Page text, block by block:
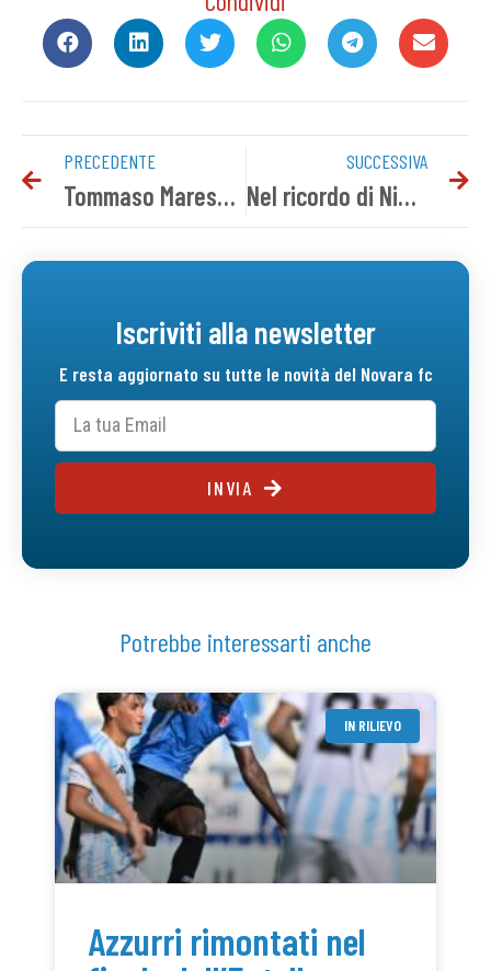
PRECEDENTE
Tommaso Maressa al Bra
SUCCESSIVA
Nel ricordo di Nini Udovicich
Iscriviti alla newsletter
E resta aggiornato su tutte le novità del Novara fc
INVIA
Potrebbe interessarti anche
IN RILIEVO
Azzurri rimontati nel